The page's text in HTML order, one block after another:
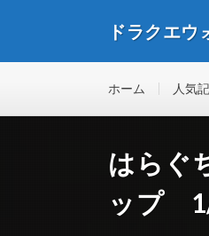
ドラクエウ
ホーム 人気
はらぐ
ップ